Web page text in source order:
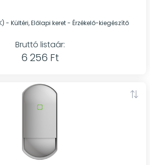
Optex FC-VXS(BK) - Kültéri, Előlapi keret - Érzékelő-kiegészítő
Bruttó listaár:
6 256 Ft